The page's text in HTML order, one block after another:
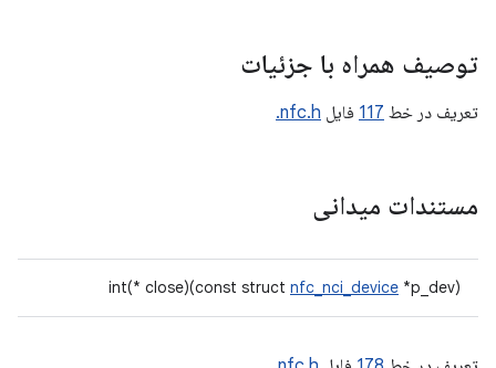
توصیف همراه با جزئیات
تعریف در خط 117 فایل nfc.h.
مستندات میدانی
int(* close)(const struct nfc_nci_device *p_dev)